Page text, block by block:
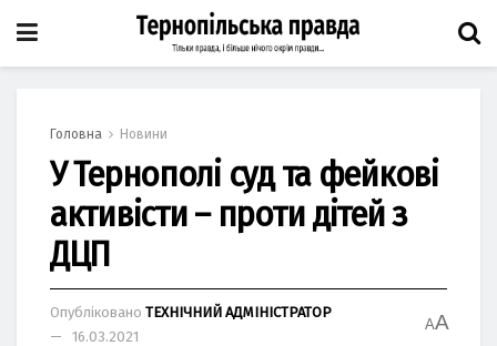
Головна Новини
У Тернополі суд та фейкові
активісти – проти дітей з
ДЦП
Опубліковано ТЕХНІЧНИЙ АДМІНІСТРАТОР
16.03.2021
AA